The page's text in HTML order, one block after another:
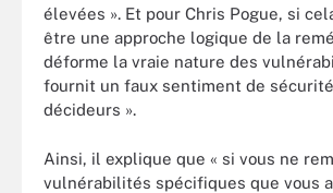
élevées ». Et pour Chris Pogue, si
être une approche logique de la
déforme la vraie nature des
fournit un faux sentiment de
décideurs ».
Ainsi, il explique que « si vous ne
vulnérabilités spécifiques que vous